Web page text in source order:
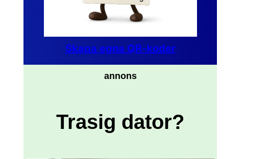
Skapa egna QR-koder
annons
Trasig dator?